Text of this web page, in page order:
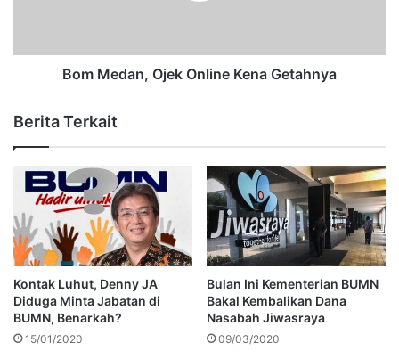
Bom Medan, Ojek Online Kena Getahnya
Berita Terkait
Kontak Luhut, Denny JA
Diduga Minta Jabatan di
BUMN, Benarkah?
15/01/2020
Bulan Ini Kementerian BUMN
Bakal Kembalikan Dana
Nasabah Jiwasraya
09/03/2020